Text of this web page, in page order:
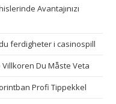
Avantajınızı
ferdigheter i casinospill
Du Måste Veta
Profi Tippekkel